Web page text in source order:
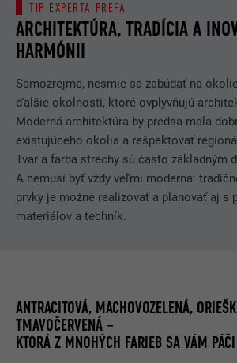
ARCHITEKTÚRA, TRADÍCIA A
HARMÓNII
TIP EXPERTA PREFA
Samozrejme, nesmie sa zabúdať na
ďalšie okolnosti, ktoré ovplyvňujú
Moderná architektúra by predsa mala
existujúceho okolia a rešpektovať
Tvar a farba strechy sú často základným
A nemusí byť vždy veľmi moderná:
prvky je možné realizovať a plánovať aj s
materiálov a techník.
ANTRACITOVÁ, MACHOVOZELENÁ,
TMAVOČERVENÁ –
KTORÁ Z MNOHÝCH FARIEB SA VÁM